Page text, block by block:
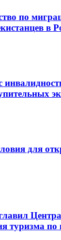
по
в
для
туризма по